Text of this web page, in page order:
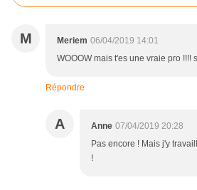
M Meriem 06/04/2019 14:01
WOOOW mais t'es une vraie pro !!!!
Répondre
A Anne 07/04/2019 20:28
Pas encore ! Mais j'y
!